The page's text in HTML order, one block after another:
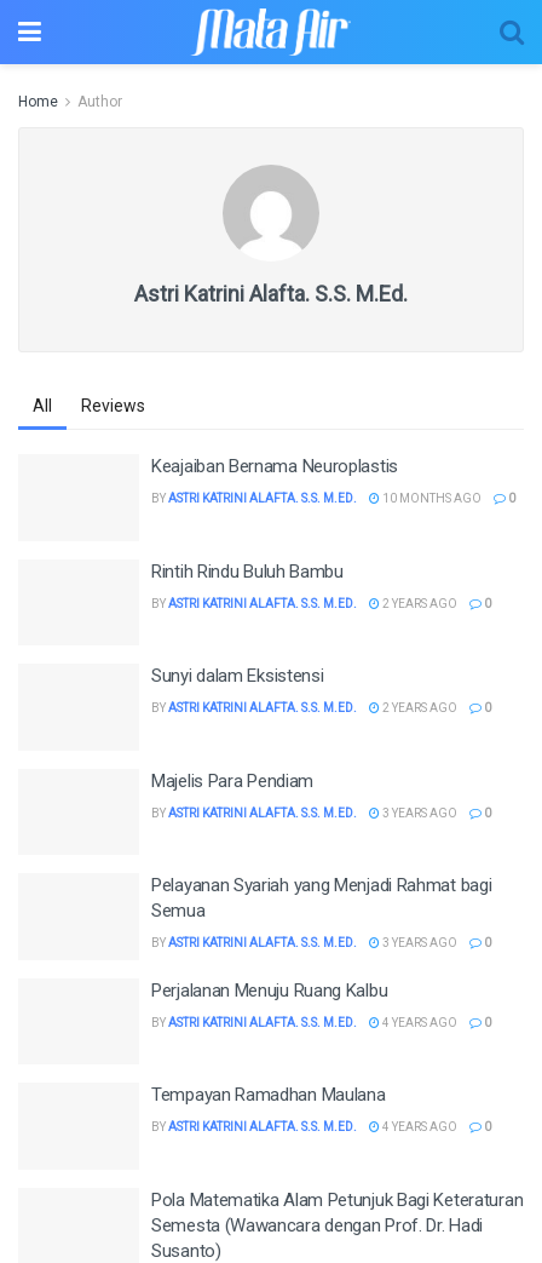
Home Author
Astri Katrini Alafta. S.S. M.Ed.
All Reviews
Keajaiban Bernama Neuroplastis
BYASTRI KATRINI ALAFTA. S.S. M.ED. 10 MONTHS AGO 0
Rintih Rindu Buluh Bambu
BYASTRI KATRINI ALAFTA. S.S. M.ED. 2 YEARS AGO 0
Sunyi dalam Eksistensi
BYASTRI KATRINI ALAFTA. S.S. M.ED. 2 YEARS AGO 0
Majelis Para Pendiam
BYASTRI KATRINI ALAFTA. S.S. M.ED. 3 YEARS AGO 0
Pelayanan Syariah yang Menjadi Rahmat bagi
Semua
BYASTRI KATRINI ALAFTA. S.S. M.ED. 3 YEARS AGO 0
Perjalanan Menuju Ruang Kalbu
BYASTRI KATRINI ALAFTA. S.S. M.ED. 4 YEARS AGO 0
Tempayan Ramadhan Maulana
BYASTRI KATRINI ALAFTA. S.S. M.ED. 4 YEARS AGO 0
Pola Matematika Alam Petunjuk Bagi Keteraturan
Semesta (Wawancara dengan Prof. Dr. Hadi
Susanto)